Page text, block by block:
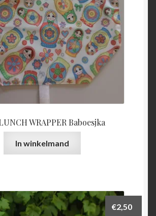
WRAPPER Baboesjka
In winkelmand
€2,50